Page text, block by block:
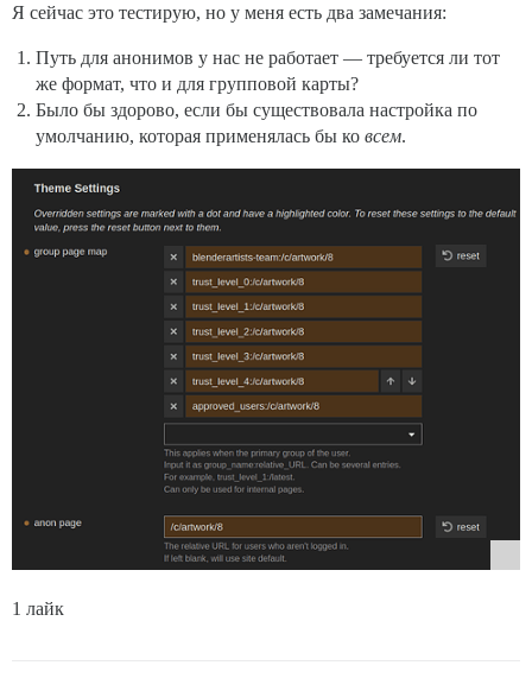
Я сейчас это тестирую, но у меня есть два замечания:
Путь для анонимов у нас не работает — требуется ли тот
же формат, что и для групповой карты?
Было бы здорово, если бы существовала настройка по
умолчанию, которая применялась бы ко всем.
1 лайк